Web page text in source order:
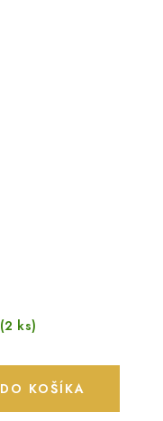
(2 ks)
DO KOŠÍKA